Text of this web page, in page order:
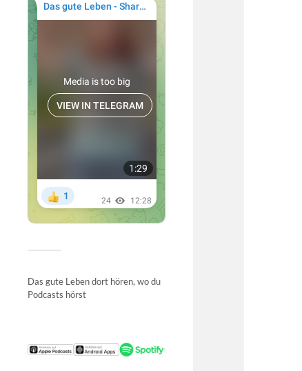
Das gute Leben dort hören, wo du
Podcasts hörst